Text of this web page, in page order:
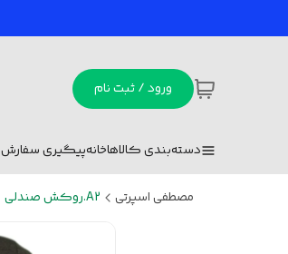
ورود / ثبت نام
دسته‌بندی کالاهاخانهپیگیری سفارش
مصطفی اسپرتی A2.روکش صندلی